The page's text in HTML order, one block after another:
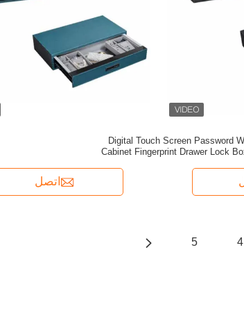
اتصل
Digital Touch Screen Password
Cabinet Fingerprint Drawer Lock
4
5